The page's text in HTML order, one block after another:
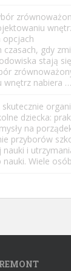
opcjach
czasach, gdy
stają
wnętrz nabiera …
skutecznie
dziecka:
na
przyborów
i
nauki. Wiele